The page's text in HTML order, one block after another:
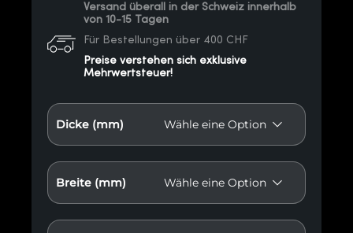
Versand überall in der Schweiz innerhalb
von 10-15 Tagen
Für Bestellungen über 400 CHF
Preise verstehen sich exklusive
Mehrwertsteuer!
Dicke (mm)
Breite (mm)